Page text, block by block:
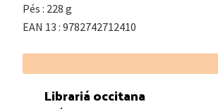
Pés : 228 g
EAN 13 : 9782742712410
Footer
Librariá occitana